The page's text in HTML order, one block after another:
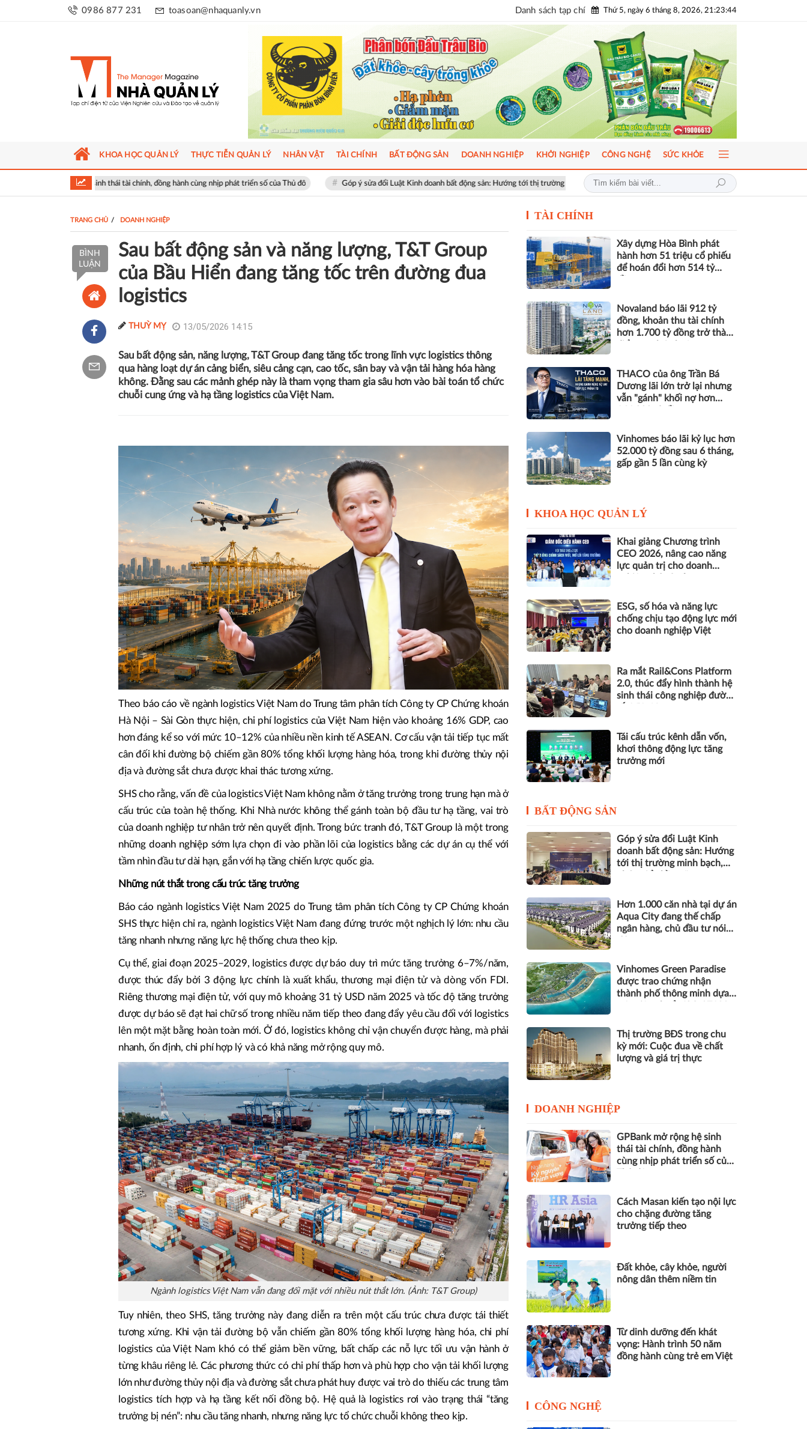
0986 877 231 toasoan@nhaquanly.vn Danh sách tạp chí Thứ 5, ngày 6 tháng 8, 2026, 21:23:46
hệ sinh thái tài chính, đồng hành cùng nhịp phát triển số của Thủ đô Góp ý sửa đổi Luật Kinh doanh bất động sản: Hướng tới thị trường minh bạch, phát triển bền vững Hơn 1.000 căn nhà tại dự án Aqua City đang thế
KHOA HỌC QUẢN LÝ THỰC TIỄN QUẢN LÝ NHÂN VẬT TÀI CHÍNH BẤT ĐỘNG SẢN DOANH NGHIỆP KHỞI NGHIỆP CÔNG NGHỆ SỨC KHỎE
TRANG CHỦ DOANH NGHIỆP
BÌNH
LUẬN
Sau bất động sản và năng lượng, T&T Group
của Bầu Hiển đang tăng tốc trên đường đua
logistics
THUỲ MỴ 13/05/2026 14:15
Sau bất động sản, năng lượng, T&T Group đang tăng tốc trong lĩnh vực logistics thông
qua hàng loạt dự án cảng biển, siêu cảng cạn, cao tốc, sân bay và vận tải hàng hóa hàng
không. Đằng sau các mảnh ghép này là tham vọng tham gia sâu hơn vào bài toán tổ chức
chuỗi cung ứng và hạ tầng logistics của Việt Nam.
Theo báo cáo về ngành logistics Việt Nam do Trung tâm phân tích Công ty CP Chứng khoán
Hà Nội – Sài Gòn thực hiện, chi phí logistics của Việt Nam hiện vào khoảng 16% GDP, cao
hơn đáng kể so với mức 10–12% của nhiều nền kinh tế ASEAN. Cơ cấu vận tải tiếp tục mất
cân đối khi đường bộ chiếm gần 80% tổng khối lượng hàng hóa, trong khi đường thủy nội
địa và đường sắt chưa được khai thác tương xứng.
SHS cho rằng, vấn đề của logistics Việt Nam không nằm ở tăng trưởng trong trung hạn mà ở
cấu trúc của toàn hệ thống. Khi Nhà nước không thể gánh toàn bộ đầu tư hạ tầng, vai trò
của doanh nghiệp tư nhân trở nên quyết định. Trong bức tranh đó, T&T Group là một trong
những doanh nghiệp sớm lựa chọn đi vào phần lõi của logistics bằng các dự án cụ thể với
tầm nhìn đầu tư dài hạn, gắn với hạ tầng chiến lược quốc gia.
Những nút thắt trong cấu trúc tăng trưởng
Báo cáo ngành logistics Việt Nam 2025 do Trung tâm phân tích Công ty CP Chứng khoán
SHS thực hiện chỉ ra, ngành logistics Việt Nam đang đứng trước một nghịch lý lớn: nhu cầu
tăng nhanh nhưng năng lực hệ thống chưa theo kịp.
Cụ thể, giai đoạn 2025–2029, logistics được dự báo duy trì mức tăng trưởng 6–7%/năm,
được thúc đẩy bởi 3 động lực chính là xuất khẩu, thương mại điện tử và dòng vốn FDI.
Riêng thương mại điện tử, với quy mô khoảng 31 tỷ USD năm 2025 và tốc độ tăng trưởng
được dự báo sẽ đạt hai chữ số trong nhiều năm tiếp theo đang đẩy yêu cầu đối với logistics
lên một mặt bằng hoàn toàn mới. Ở đó, logistics không chỉ vận chuyển được hàng, mà phải
nhanh, ổn định, chi phí hợp lý và có khả năng mở rộng quy mô.
Ngành logistics Việt Nam vẫn đang đối mặt với nhiều nút thắt lớn. (Ảnh: T&T Group)
Tuy nhiên, theo SHS, tăng trưởng này đang diễn ra trên một cấu trúc chưa được tái thiết
tương xứng. Khi vận tải đường bộ vẫn chiếm gần 80% tổng khối lượng hàng hóa, chi phí
logistics của Việt Nam khó có thể giảm bền vững, bất chấp các nỗ lực tối ưu vận hành ở
từng khâu riêng lẻ. Các phương thức có chi phí thấp hơn và phù hợp cho vận tải khối lượng
lớn như đường thủy nội địa và đường sắt chưa phát huy được vai trò do thiếu các trung tâm
logistics tích hợp và hạ tầng kết nối đồng bộ. Hệ quả là logistics rơi vào trạng thái “tăng
trưởng bị nén”: nhu cầu tăng nhanh, nhưng năng lực tổ chức chuỗi không theo kịp.
TÀI CHÍNH
Xây dựng Hòa Bình phát
hành hơn 51 triệu cổ phiếu
để hoán đổi hơn 514 tỷ
Novaland báo lãi 912 tỷ
đồng, khoản thu tài chính
hơn 1.700 tỷ đồng trở thành
THACO của ông Trần Bá
Dương lãi lớn trở lại nhưng
vẫn "gánh" khối nợ hơn
Vinhomes báo lãi kỷ lục hơn
52.000 tỷ đồng sau 6 tháng,
gấp gần 5 lần cùng kỳ
KHOA HỌC QUẢN LÝ
Khai giảng Chương trình
CEO 2026, nâng cao năng
lực quản trị cho doanh
ESG, số hóa và năng lực
chống chịu tạo động lực mới
cho doanh nghiệp Việt
Ra mắt Rail&Cons Platform
2.0, thúc đẩy hình thành hệ
sinh thái công nghiệp đường
Tái cấu trúc kênh dẫn vốn,
khơi thông động lực tăng
trưởng mới
BẤT ĐỘNG SẢN
Góp ý sửa đổi Luật Kinh
doanh bất động sản: Hướng
tới thị trường minh bạch,
Hơn 1.000 căn nhà tại dự án
Aqua City đang thế chấp
ngân hàng, chủ đầu tư nói
Vinhomes Green Paradise
được trao chứng nhận
thành phố thông minh dựa
Thị trường BĐS trong chu
kỳ mới: Cuộc đua về chất
lượng và giá trị thực
DOANH NGHIỆP
GPBank mở rộng hệ sinh
thái tài chính, đồng hành
cùng nhịp phát triển số của
Cách Masan kiến tạo nội lực
cho chặng đường tăng
trưởng tiếp theo
Đất khỏe, cây khỏe, người
nông dân thêm niềm tin
Từ dinh dưỡng đến khát
vọng: Hành trình 50 năm
đồng hành cùng trẻ em Việt
CÔNG NGHỆ